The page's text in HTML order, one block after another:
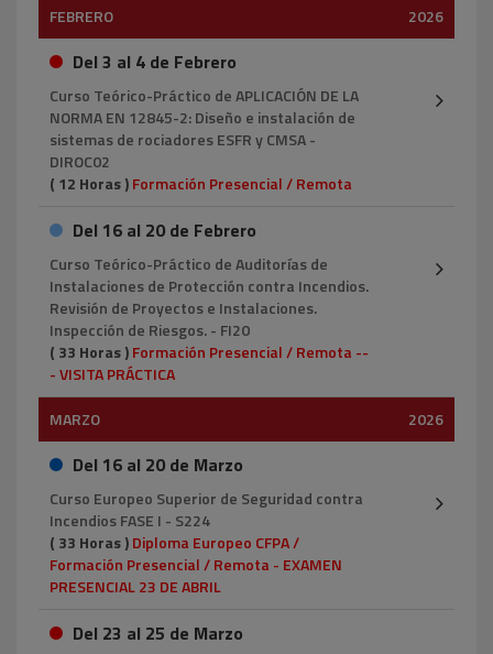
FEBRERO 2026
Del 3 al 4 de Febrero
Curso Teórico-Práctico de APLICACIÓN DE LA
NORMA EN 12845-2: Diseño e instalación de
sistemas de rociadores ESFR y CMSA -
DIROC02
( 12 Horas )Formación Presencial / Remota
Del 16 al 20 de Febrero
Curso Teórico-Práctico de Auditorías de
Instalaciones de Protección contra Incendios.
Revisión de Proyectos e Instalaciones.
Inspección de Riesgos. - FI20
( 33 Horas )Formación Presencial / Remota --
- VISITA PRÁCTICA
MARZO
2026
Del 16 al 20 de Marzo
Curso Europeo Superior de Seguridad contra
Incendios FASE I - S224
( 33 Horas )Diploma Europeo CFPA /
Formación Presencial / Remota - EXAMEN
PRESENCIAL 23 DE ABRIL
Del 23 al 25 de Marzo